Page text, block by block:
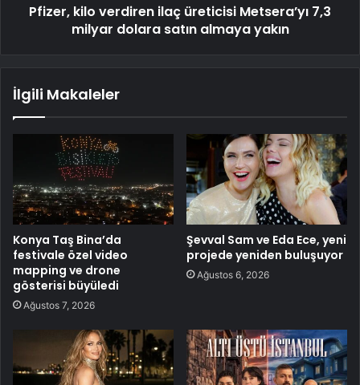
Pfizer, kilo verdiren ilaç üreticisi Metsera’yı 7,3
milyar dolara satın almaya yakın
İlgili Makaleler
Konya Taş Bina’da
festivale özel video
mapping ve drone
gösterisi büyüledi
Ağustos 7, 2026
Şevval Sam ve Eda Ece, yeni
projede yeniden buluşuyor
Ağustos 6, 2026